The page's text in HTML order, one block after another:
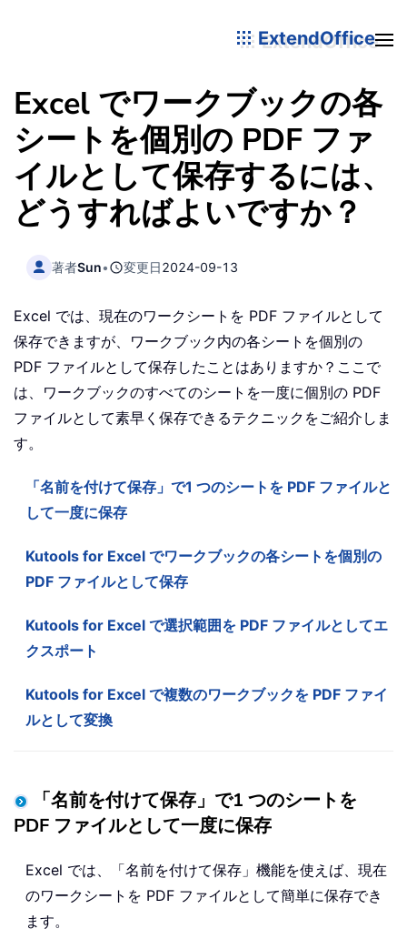
ExtendOffice
Excel でワークブックの各
シートを個別の PDF ファ
イルとして保存するには、
どうすればよいですか？
著者Sun• 変更日2024-09-13
Excel では、現在のワークシートを PDF ファイルとして
保存できますが、ワークブック内の各シートを個別の
PDF ファイルとして保存したことはありますか？ここで
は、ワークブックのすべてのシートを一度に個別の PDF
ファイルとして素早く保存できるテクニックをご紹介しま
す。
「名前を付けて保存」で1 つのシートを PDF ファイルと
して一度に保存
Kutools for Excel でワークブックの各シートを個別の
PDF ファイルとして保存
Kutools for Excel で選択範囲を PDF ファイルとしてエ
クスポート
Kutools for Excel で複数のワークブックを PDF ファイ
ルとして変換
「名前を付けて保存」で1 つのシートを
PDF ファイルとして一度に保存
Excel では、「名前を付けて保存」機能を使えば、現在
のワークシートを PDF ファイルとして簡単に保存でき
ます。